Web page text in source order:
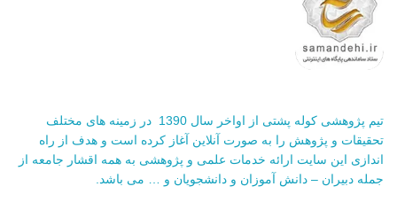
تیم پژوهشی کوله پشتی از اواخر سال 1390 در زمینه های مختلف
تحقیقات و پژوهش را به صورت آنلاین آغاز کرده است و هدف از راه
اندازی این سایت ارائه خدمات علمی و پژوهشی به همه اقشار جامعه از
جمله دبیران – دانش آموزان و دانشجویان و … می باشد.